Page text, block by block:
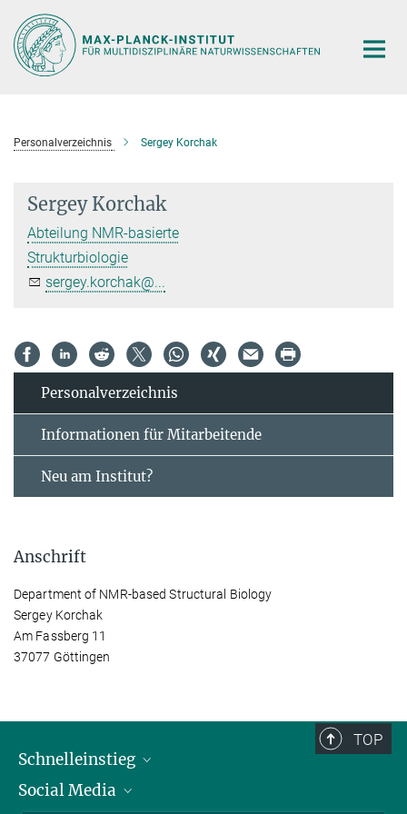
Hauptinhalt
Personalverzeichnis Sergey Korchak
Sergey Korchak
Abteilung NMR-basierte
Strukturbiologie
sergey.korchak@...
Personal­verzeichnis
Informationen für Mitarbeitende
Neu am Institut?
Anschrift
Department of NMR-based Structural Biology
Sergey Korchak
Am Fassberg 11
37077 Göttingen
TOP
Schnelleinstieg
Alumni
Social Media